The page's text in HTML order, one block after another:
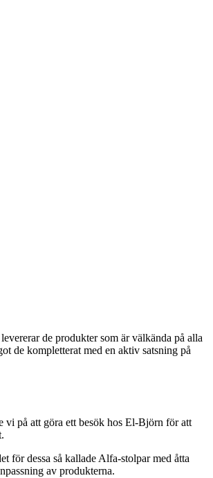
de produkter som är välkända på alla
de kompletterat med en aktiv satsning på
på att göra ett besök hos El‑Björn för att
för dessa så kallade Alfa-stolpar med åtta
av produkterna.